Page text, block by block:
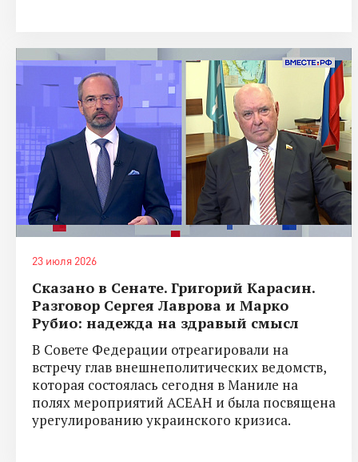
23 июля 2026
Сказано в Сенате. Григорий Карасин.
Разговор Сергея Лаврова и Марко
Рубио: надежда на здравый смысл
В Совете Федерации отреагировали на
встречу глав внешнеполитических ведомств,
которая состоялась сегодня в Маниле на
полях мероприятий АСЕАН и была посвящена
урегулированию украинского кризиса.